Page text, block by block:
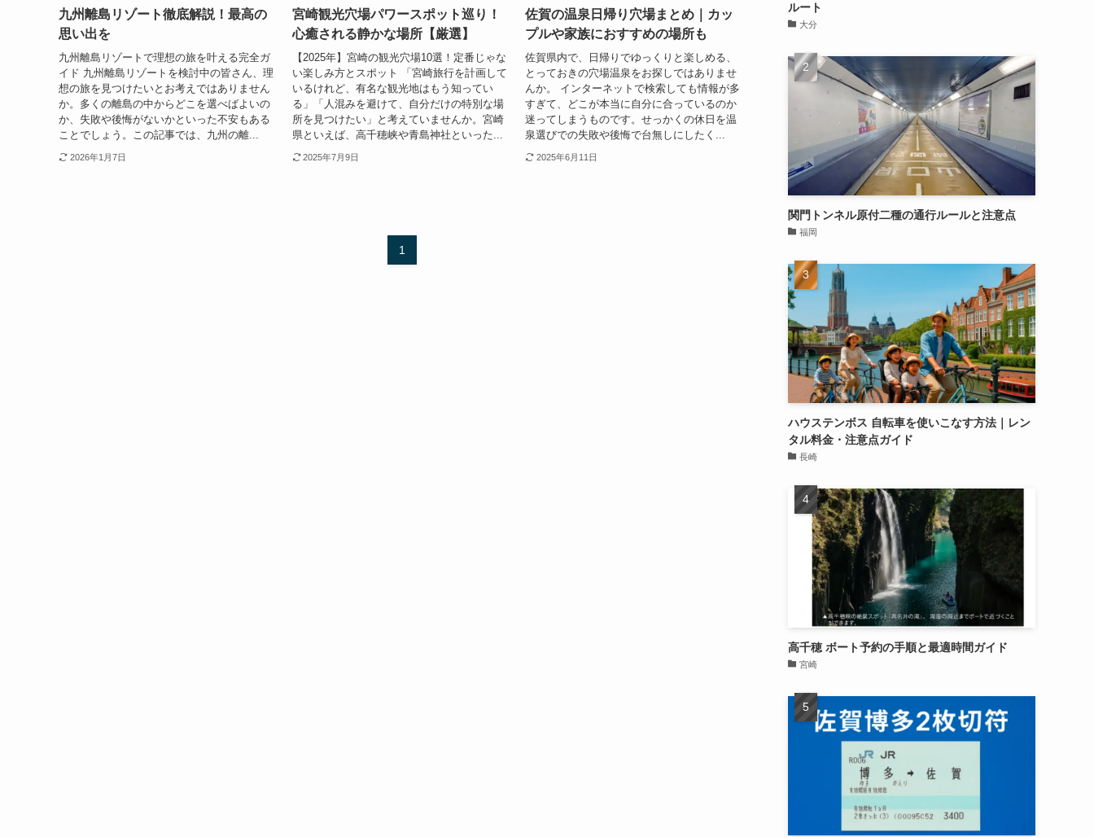
九州離島リゾート徹底解説！最高の
思い出を
九州離島リゾートで理想の旅を叶える完全ガ
イド 九州離島リゾートを検討中の皆さん、理
想の旅を見つけたいとお考えではありません
か。多くの離島の中からどこを選べばよいの
か、失敗や後悔がないかといった不安もある
ことでしょう。この記事では、九州の離...
2026年1月7日
宮崎観光穴場パワースポット巡り！
心癒される静かな場所【厳選】
【2025年】宮崎の観光穴場10選！定番じゃな
い楽しみ方とスポット 「宮崎旅行を計画して
いるけれど、有名な観光地はもう知ってい
る」「人混みを避けて、自分だけの特別な場
所を見つけたい」と考えていませんか。宮崎
県といえば、高千穂峡や青島神社といった...
2025年7月9日
佐賀の温泉日帰り穴場まとめ｜カッ
プルや家族におすすめの場所も
佐賀県内で、日帰りでゆっくりと楽しめる、
とっておきの穴場温泉をお探しではありませ
んか。 インターネットで検索しても情報が多
すぎて、どこが本当に自分に合っているのか
迷ってしまうものです。せっかくの休日を温
泉選びでの失敗や後悔で台無しにしたく...
2025年6月11日
1
ルート
大分
関門トンネル原付二種の通行ルールと注意点
福岡
ハウステンボス 自転車を使いこなす方法｜レン
タル料金・注意点ガイド
長崎
高千穂 ボート予約の手順と最適時間ガイド
宮崎